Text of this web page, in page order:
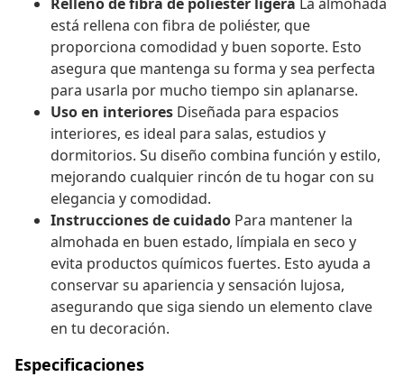
está rellena con fibra de poliéster, que
proporciona comodidad y buen soporte. Esto
asegura que mantenga su forma y sea perfecta
para usarla por mucho tiempo sin aplanarse.
Uso en interiores Diseñada para espacios
interiores, es ideal para salas, estudios y
dormitorios. Su diseño combina función y estilo,
mejorando cualquier rincón de tu hogar con su
elegancia y comodidad.
Instrucciones de cuidado Para mantener la
almohada en buen estado, límpiala en seco y
evita productos químicos fuertes. Esto ayuda a
conservar su apariencia y sensación lujosa,
asegurando que siga siendo un elemento clave
en tu decoración.
Especificaciones